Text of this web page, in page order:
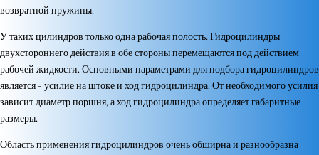
возвратной пружины.
У таких цилиндров только одна рабочая полость. Гидроцилиндры
двухстороннего действия в обе стороны перемещаются под действием
рабочей жидкости. Основными параметрами для подбора гидроцилиндров
является - усилие на штоке и ход гидроцилиндра. От необходимого усилия
зависит диаметр поршня, а ход гидроцилиндра определяет габаритные
размеры.
Область применения гидроцилиндров очень обширна и разнообразна